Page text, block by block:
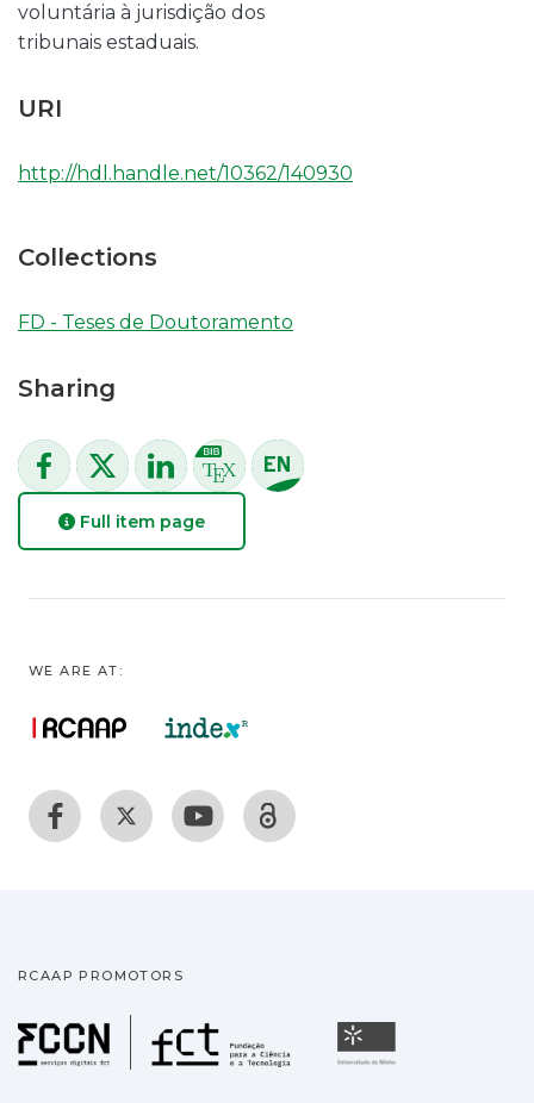
voluntária à jurisdição dos
tribunais estaduais.
URI
http://hdl.handle.net/10362/140930
Collections
FD - Teses de Doutoramento
Sharing
Full item page
WE ARE AT:
RCAAP PROMOTORS
Fundação para a